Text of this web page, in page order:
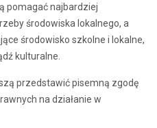
pomagać najbardziej
środowiska lokalnego, a
środowisko szkolne i lokalne,
kulturalne.
przedstawić pisemną zgodę
na działanie w